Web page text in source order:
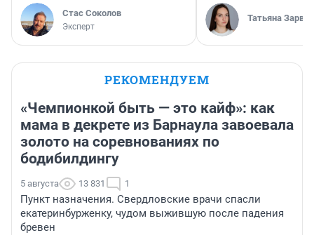
Стас Соколов
Эксперт
Татьяна Зарва
РЕКОМЕНДУЕМ
«Чемпионкой быть — это кайф»: как
мама в декрете из Барнаула завоевала
золото на соревнованиях по
бодибилдингу
5 августа 13 831 1
Пункт назначения. Свердловские врачи спасли
екатеринбурженку, чудом выжившую после падения
бревен